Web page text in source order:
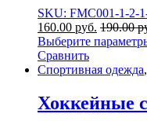
SKU: FMC001-1-2-
160.00 руб. 190.00р
Выберите
Сравнить
Спортивная одежда,
Хоккейные